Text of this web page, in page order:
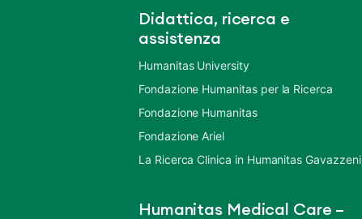
Didattica, ricerca e
assistenza
Humanitas University
Fondazione Humanitas per la Ricerca
Fondazione Humanitas
Fondazione Ariel
La Ricerca Clinica in Humanitas Gavazzeni
Humanitas Medical Care –